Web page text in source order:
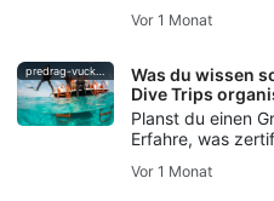
Oceans-Initiative
Vor 1 Monat
predrag-vuckovic
Was du wissen
Dive Trips
Planst du einen
Erfahre, was
Logistik bis hin
Vor 1 Monat